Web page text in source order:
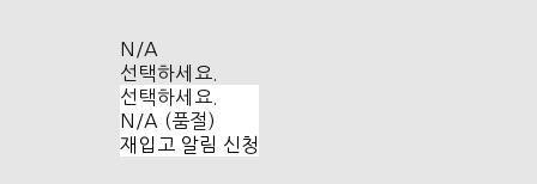
N/A
선택하세요.
선택하세요.
N/A (품절)
재입고 알림 신청